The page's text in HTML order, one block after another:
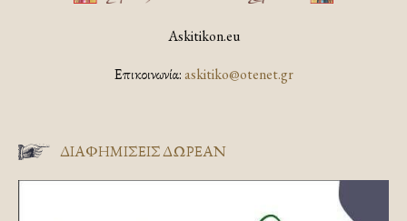
Askitikon.eu
Επικοινωνία:askitiko@otenet.gr
ΔΙΑΦΗΜΊΣΕΙΣ ΔΩΡΕΆΝ